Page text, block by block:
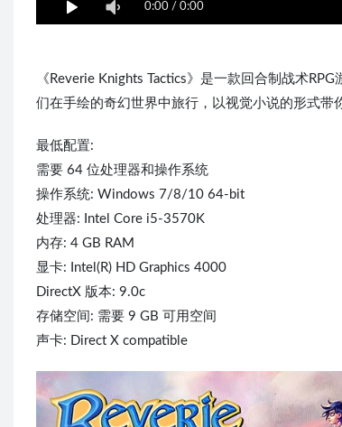
0:00 / 0:00
《Reverie Knights Tactics》是一款回合制战术
们在手绘的奇幻世界中旅行，以视觉小说的形式带
最低配置:
需要 64 位处理器和操作系统
操作系统: Windows 7/8/10 64-bit
处理器: Intel Core i5-3570K
内存: 4 GB RAM
显卡: Intel(R) HD Graphics 4000
DirectX 版本: 9.0c
存储空间: 需要 9 GB 可用空间
声卡: Direct X compatible